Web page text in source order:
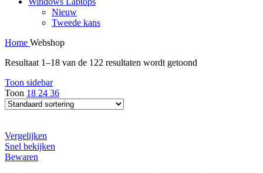
Nieuw
Tweede kans
Home Webshop
Resultaat 1–18 van de 122 resultaten wordt getoond
Toon sidebar
Toon 18 24 36
Vergelijken
Snel bekijken
Bewaren